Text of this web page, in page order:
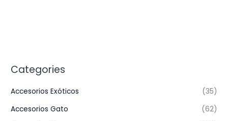
Categories
Accesorios Exóticos
(35)
Accesorios Gato
(62)